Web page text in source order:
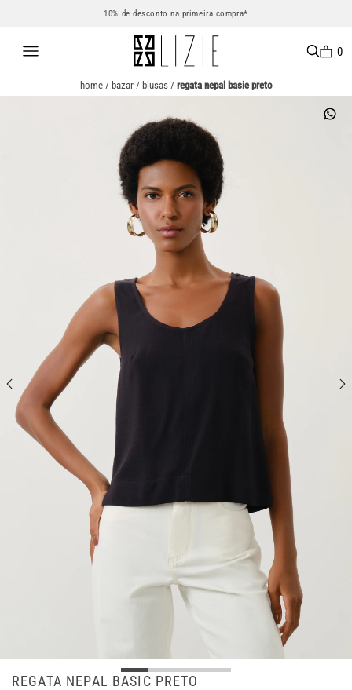
10% de desconto na primeira compra*
0
home/ bazar/ blusas/ regata nepal basic preto
REGATA NEPAL BASIC PRETO